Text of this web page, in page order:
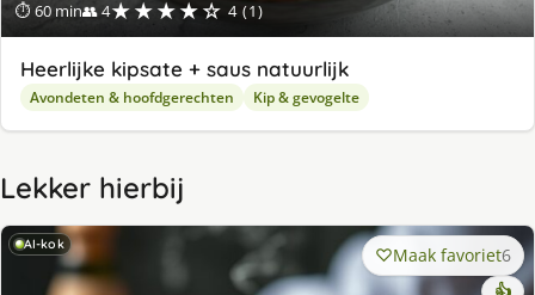
⏱ 60 min👥 4★★★★☆ 4 (1)
Heerlijke kipsate + saus natuurlijk
Avondeten & hoofdgerechten Kip & gevogelte
Lekker hierbij
AI-kok Maak favoriet6